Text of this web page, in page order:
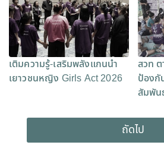
เติมความรู้-เสริมพลังแกนนำ
เยาวชนหญิง Girls Act 2026
สวท
ป้องกั
สัมพัน
ถัดไป